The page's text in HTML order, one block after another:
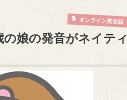
オンライン英会話
娘の発音がネイティ